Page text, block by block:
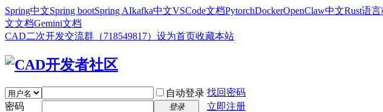
Spring中文Spring bootSpring AIkafka中文VSCode文档PytorchDockerOpenClaw中文Rust语
文文档Gemini文档
CAD二次开发交流群（718549817） 设为首页收藏本站
自动登录 找回密码
密码
登录 立即注册